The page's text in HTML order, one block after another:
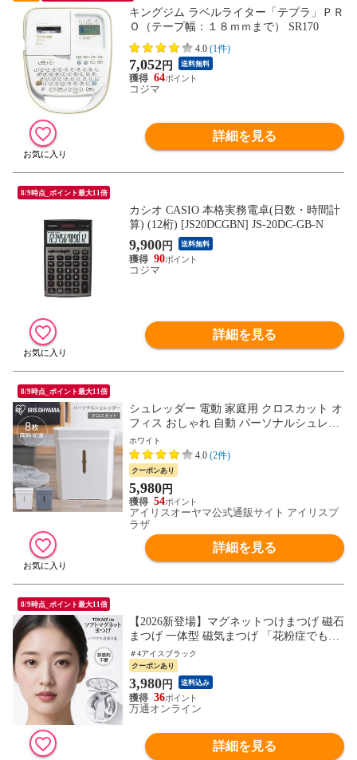
キングジム ラベルライター「テプラ」ＰＲ
Ｏ（テープ幅：１８ｍｍまで） SR170
4.0 (1件)
7,052円 送料無料
64
コジマ
詳細を見る
8/9時点_ポイント最大11倍
カシオ CASIO 本格実務電卓(日数・時間計
算) (12桁) [JS20DCGBN] JS-20DC-GB-N
9,900円 送料無料
90
コジマ
詳細を見る
8/9時点_ポイント最大11倍
シュレッダー 電動 家庭用 クロスカット オ
フィス おしゃれ 自動 パーソナルシュレッ
ダー PS-A8C-W ホワイト 【安心延長保証
対象】 [家電]
ホワイト
4.0 (2件)
クーポンあり
5,980円
54
アイリスオーヤマ公式通販サイト アイリスプ
ラザ
詳細を見る
8/9時点_ポイント最大11倍
【2026新登場】マグネットつけまつげ 磁石
まつげ 一体型 磁気まつげ 「花粉症でも快
適」 接着剤不要 束感 まつ毛 軽量 磁石 マ
グネット つけまつげ 繰り返し使える 負担
軽減 時短 メイク 初心者 痛くない 自然 セ
ルフ TOKAIZ Lite
＃4アイスブラック
クーポンあり
3,980円 送料込み
36
万通オンライン
詳細を見る